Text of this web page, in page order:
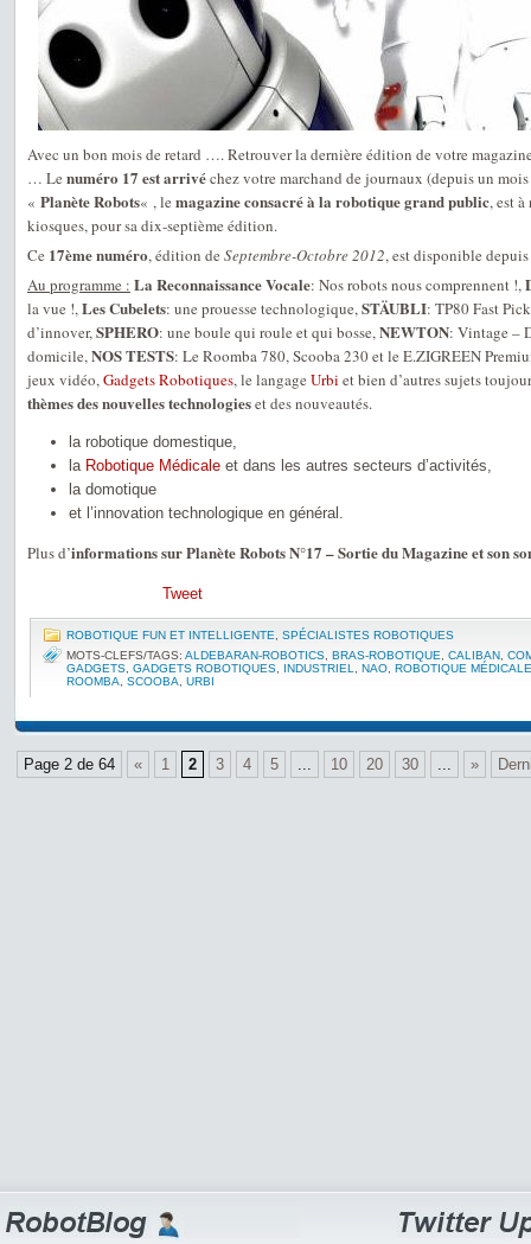
Avec un bon mois de retard …. Retrouver la dernière édition de votre
… Le numéro 17 est arrivéchez votre marchand de journaux (depuis un
« Planète Robots« , le magazine consacré à la robotique grand public, est
kiosques, pour sa dix-septième édition.
Ce 17ème numéro, édition de Septembre-Octobre 2012, est disponible
Au programme : La Reconnaissance Vocale: Nos robots nous comprennent !,
la vue !,Les Cubelets: une prouesse technologique,STÄUBLI: TP80 Fast
d’innover,SPHERO: une boule qui roule et qui bosse,NEWTON: Vintage –
domicile,NOS TESTS: Le Roomba 780, Scooba 230 et le E.ZIGREEN
jeux vidéo,Gadgets Robotiques, le langage Urbi et bien d’autres sujets
thèmes des nouvelles technologieset des nouveautés.
la robotique domestique,
la Robotique Médicale et dans les autres secteurs d’activités,
la domotique
et l’innovation technologique en général.
Plus d’informations sur Planète Robots N°17 – Sortie du Magazine et son
Tweet
ROBOTIQUE FUN ET INTELLIGENTE
SPÉCIALISTES ROBOTIQUES
MOTS-CLEFS/TAGS: ALDEBARAN-ROBOTICS BRAS-ROBOTIQUE CALIBAN
GADGETS GADGETS ROBOTIQUES INDUSTRIEL NAO ROBOTIQUE MÉDICALE
ROOMBA
SCOOBA URBI
Page 2 de 64 « 1 2 3 4 5 ... 10 20 30 ... »